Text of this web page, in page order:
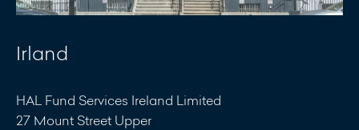
Irland
HAL Fund Services Ireland Limited
27 Mount Street Upper